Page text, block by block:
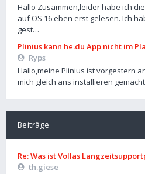
Hallo Zusammen,leider habe ich
auf OS 16 eben erst gelesen. Ich
gest…
Plinius kann he.du App nicht im
Ryps
Hallo,meine Plinius ist vorgestern
mich gleich ans installieren
Beiträge
Re: Was ist Vollas
th.giese